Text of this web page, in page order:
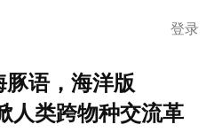
登录
语，海洋版
人类跨物种交流革